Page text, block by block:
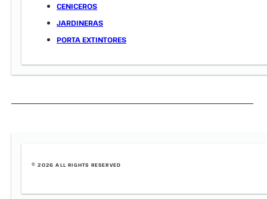
CENICEROS
JARDINERAS
PORTA EXTINTORES
© 2026 ALL RIGHTS RESERVED